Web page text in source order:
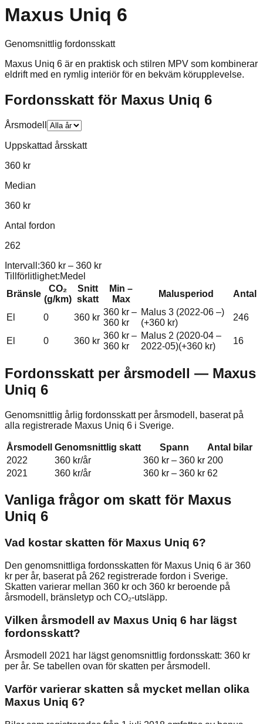
Maxus Uniq 6
Genomsnittlig fordonsskatt
Maxus Uniq 6 är en praktisk och stilren MPV som kombinerar
eldrift med en rymlig interiör för en bekväm körupplevelse.
Fordonsskatt för Maxus Uniq 6
Årsmodell
Uppskattad årsskatt
360 kr
Median
360 kr
Antal fordon
262
Intervall:360 kr – 360 kr
Tillförlitlighet:Medel
Bränsle
CO₂
(g/km)
Snitt
skatt
Min –
Max
Malusperiod Antal
El 0 360 kr
360 kr –
360 kr
Malus 3 (2022-06 –)
(+360 kr)
246
El 0 360 kr
360 kr –
360 kr
Malus 2 (2020-04 –
2022-05)(+360 kr)
16
Fordonsskatt per årsmodell — Maxus
Uniq 6
Genomsnittlig årlig fordonsskatt per årsmodell, baserat på
alla registrerade Maxus Uniq 6 i Sverige.
Årsmodell Genomsnittlig skatt Spann
Antal bilar
2022
360 kr/år 360 kr – 360 kr 200
2021
360 kr/år 360 kr – 360 kr 62
Vanliga frågor om skatt för Maxus
Uniq 6
Vad kostar skatten för Maxus Uniq 6?
Den genomsnittliga fordonsskatten för Maxus Uniq 6 är 360
kr per år, baserat på 262 registrerade fordon i Sverige.
Skatten varierar mellan 360 kr och 360 kr beroende på
årsmodell, bränsletyp och CO₂-utsläpp.
Vilken årsmodell av Maxus Uniq 6 har lägst
fordonsskatt?
Årsmodell 2021 har lägst genomsnittlig fordonsskatt: 360 kr
per år. Se tabellen ovan för skatten per årsmodell.
Varför varierar skatten så mycket mellan olika
Maxus Uniq 6?